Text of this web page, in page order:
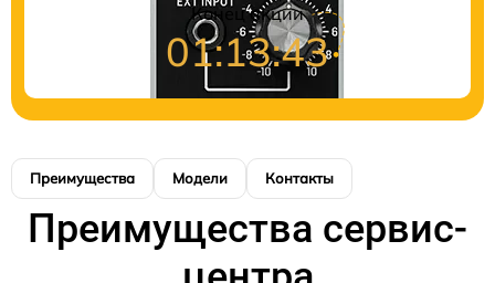
Конец акции
01:13:43
Преимущества Модели Контакты
Преимущества сервис-